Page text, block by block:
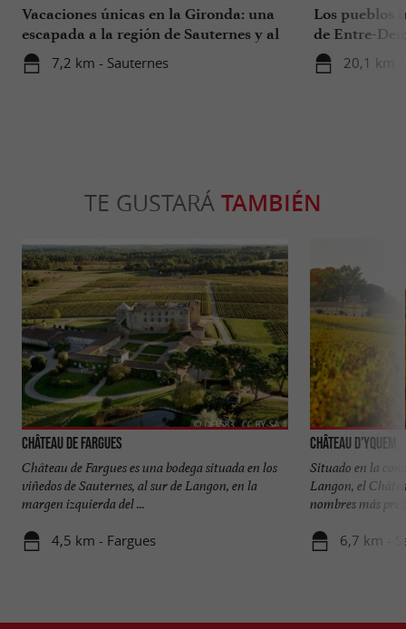
Vacaciones únicas en la Gironda: una
escapada a la región de Sauternes y al
sur de la Gironda
7,2 km - Sauternes
Los pueblos
de Entre-
20,1 km -
TE GUSTARÁ TAMBIÉN
Château de Fargues
Château de Fargues es una bodega situada en los
viñedos de Sauternes, al sur de Langon, en la
margen izquierda del ...
4,5 km - Fargues
Château d'Yquem
Situado en la
Langon, el
nombres más
6,7 km -